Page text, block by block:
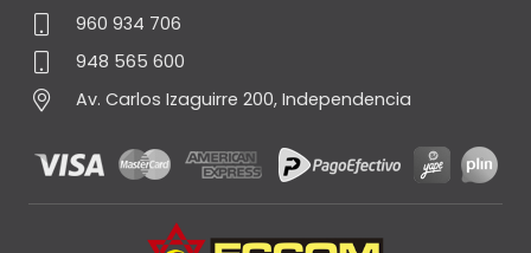
960 934 706
948 565 600
Av. Carlos Izaguirre 200, Independencia